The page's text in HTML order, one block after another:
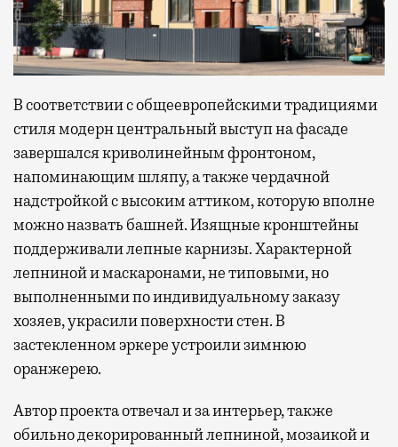
В соответствии с общеевропейскими традициями
стиля модерн центральный выступ на фасаде
завершался криволинейным фронтоном,
напоминающим шляпу, а также чердачной
надстройкой с высоким аттиком, которую вполне
можно назвать башней. Изящные кронштейны
поддерживали лепные карнизы. Характерной
лепниной и маскаронами, не типовыми, но
выполненными по индивидуальному заказу
хозяев, украсили поверхности стен. В
застекленном эркере устроили зимнюю
оранжерею.
Автор проекта отвечал и за интерьер, также
обильно декорированный лепниной, мозаикой и